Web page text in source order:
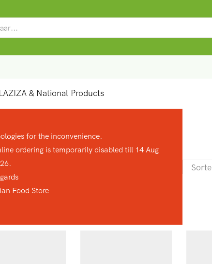
LAZIZA & National Products
for the inconvenience.
ordering is temporarily disabled till 14 Aug
Food Store